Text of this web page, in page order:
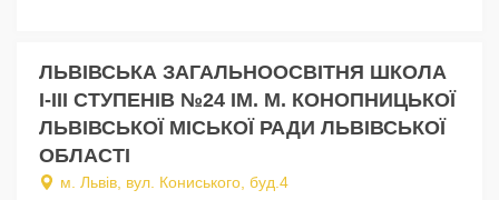
ЛЬВІВСЬКА ЗАГАЛЬНООСВІТНЯ ШКОЛА
І-ІІІ СТУПЕНІВ №24 ІМ. М. КОНОПНИЦЬКОЇ
ЛЬВІВСЬКОЇ МІСЬКОЇ РАДИ ЛЬВІВСЬКОЇ
ОБЛАСТІ
м. Львів, вул. Кониського, буд.4